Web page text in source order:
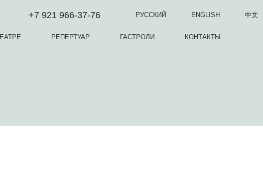
+7 921 966-37-76 РУССКИЙ ENGLISH 中文
РЕПЕРТУАР ГАСТРОЛИ КОНТАКТЫ